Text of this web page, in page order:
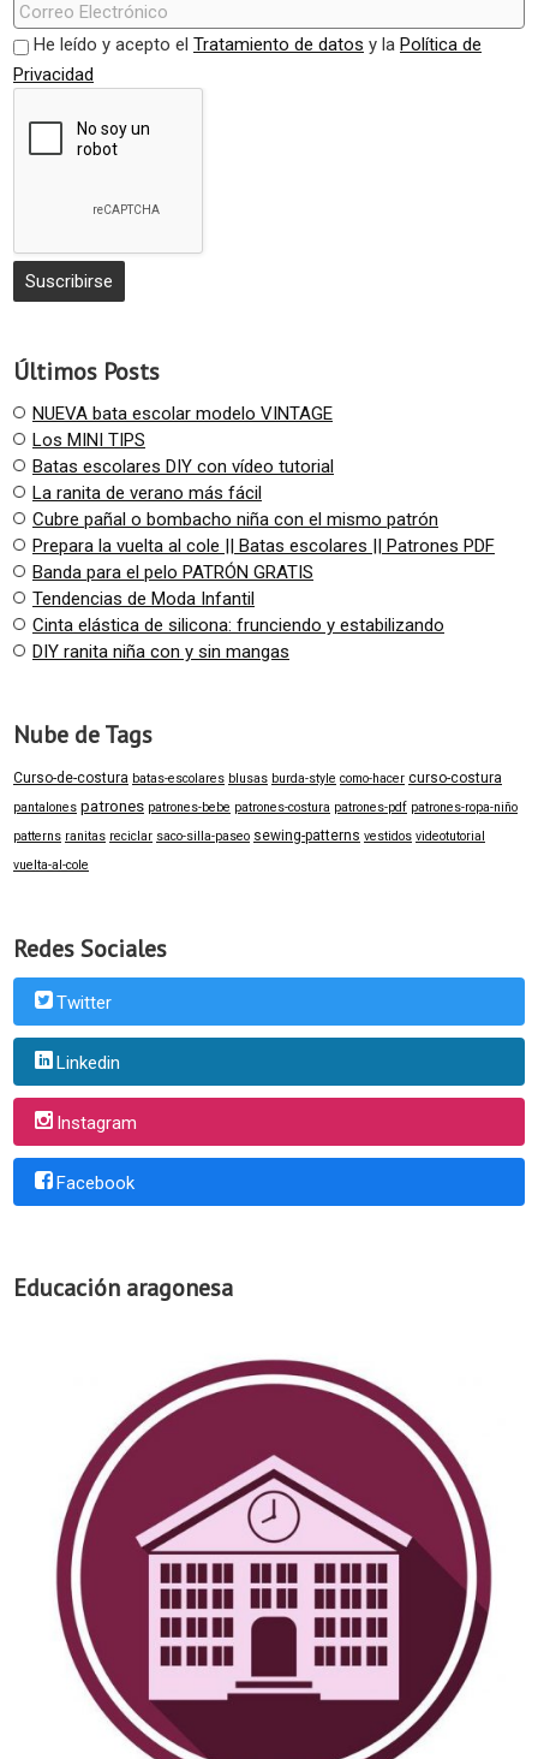
He leído y acepto el Tratamiento de datos y la Política de
Privacidad
Últimos Posts
NUEVA bata escolar modelo VINTAGE
Los MINI TIPS
Batas escolares DIY con vídeo tutorial
La ranita de verano más fácil
Cubre pañal o bombacho niña con el mismo patrón
Prepara la vuelta al cole || Batas escolares || Patrones PDF
Banda para el pelo PATRÓN GRATIS
Tendencias de Moda Infantil
Cinta elástica de silicona: frunciendo y estabilizando
DIY ranita niña con y sin mangas
Nube de Tags
Curso-de-costura batas-escolares blusas burda-style como-hacer curso-costura
pantalones patrones patrones-bebe patrones-costura patrones-pdf patrones-ropa-niño
patterns ranitas reciclar saco-silla-paseo sewing-patterns vestidos videotutorial
vuelta-al-cole
Redes Sociales
Twitter
Linkedin
Instagram
Facebook
Educación aragonesa